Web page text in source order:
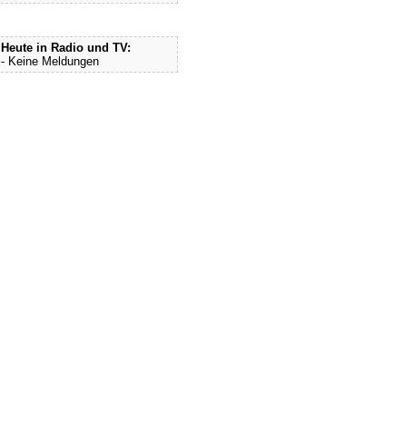
Heute in Radio und TV:
- Keine Meldungen